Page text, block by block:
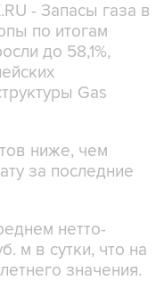
- Запасы газа в
по итогам
до 58,1%,
Gas
ниже, чем
за последние
нетто-
м в сутки, что на
значения.